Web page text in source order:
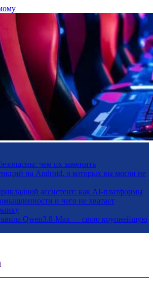
чем их заменить
на Android, о которых вы могли не
ассистент: как AI-платформы
и чего не хватает
Qwen3.8-Max — свою крупнейшую